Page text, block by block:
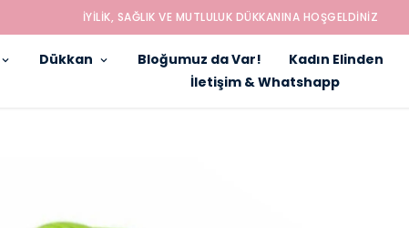
İYILIK, SAĞLIK VE MUTLULUK DÜKKANINA HOŞGELDINIZ
Dükkan Bloğumuz da Var! Kadın Elinden
İletişim & Whatshapp